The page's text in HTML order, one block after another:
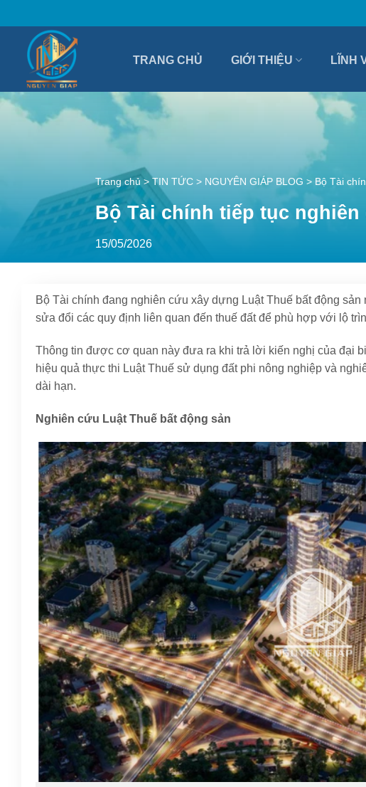
qua
TRANG CHỦ GIỚI THIỆU LĨNH
Trang chủ >TIN TỨC > NGUYÊN GIÁP BLOG > Bộ Tài
Bộ Tài chính tiếp tục
15/05/2026
Bộ Tài chính đang nghiên cứu xây dựng Luật Thuế bất động
sửa đổi các quy định liên quan đến thuế đất để phù hợp với lộ
Thông tin được cơ quan này đưa ra khi trả lời kiến nghị của đại
hiệu quả thực thi Luật Thuế sử dụng đất phi nông nghiệp và
dài hạn.
Nghiên cứu Luật Thuế bất động sản